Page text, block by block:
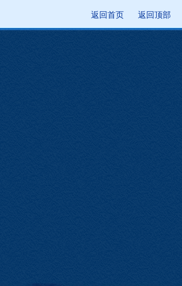
返回首页 返回顶部